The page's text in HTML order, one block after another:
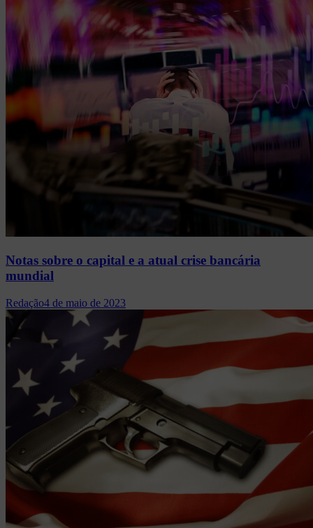
Notas sobre o capital e a atual crise bancária
mundial
Redação4 de maio de 2023